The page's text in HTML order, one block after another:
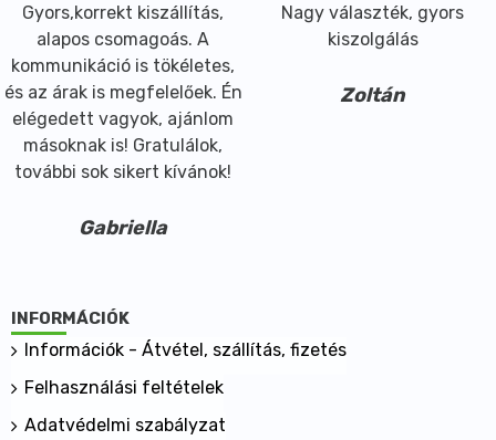
termék 1 éves kor alatt nem ajánlott. A készítmény
tartósítószer-mentes, ezért a pipetta szájjal, nyelvvel
vagy nyálkahártyával történő közvetlen érintkezését
kerülni kell a termék minőségének megőrzése
érdekében. Az étrend-kiegészítő nem helyettesíti a
kiegyensúlyozott, változatos étrendet és az
egészséges életmódot, az ajánlott napi mennyiséget
Főbb hatóanyagok és összetevők
K2-vitamin (menakinon-7, MK7) 100 mcg
A-vitamin (retinil-palmitát) 688 mcg, 1250 NE, 375 RE
E-vitamin alfa-, béta-, gamma- és delta-tokoferolok
Gyors,korrekt kiszállítás,
alapos csomagoás. A
kommunikáció is tökéletes,
és az árak is megfelelőek. Én
elégedett vagyok, ajánlom
másoknak is! Gratulálok,
további sok sikert kívánok!
Gabriella
Nagy választék, gyors
kiszolgálás
Zoltán
INFORMÁCIÓK
Információk - Átvétel, szállítás, fizetés
Felhasználási feltételek
Adatvédelmi szabályzat